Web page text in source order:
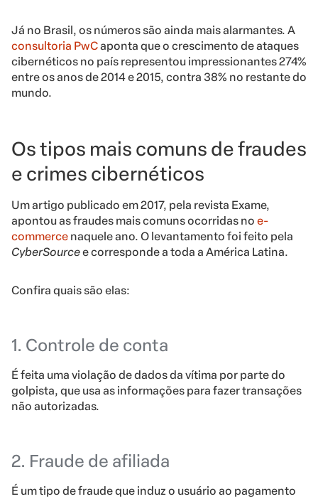
Já no Brasil, os números são ainda mais alarmantes. A
consultoria PwCaponta que o crescimento de ataques
cibernéticos no país representou impressionantes 274%
entre os anos de 2014 e 2015, contra 38% no restante do
mundo.
Os tipos mais comuns de fraudes
e crimes cibernéticos
Um artigo publicado em 2017, pela revista Exame,
apontou as fraudes mais comuns ocorridas no e-
commerce naquele ano. O levantamento foi feito pela
CyberSourcee corresponde a toda a América Latina.
Confira quais são elas:
1. Controle de conta
É feita uma violação de dados da vítima por parte do
golpista, que usa as informações para fazer transações
não autorizadas.
2. Fraude de afiliada
É um tipo de fraude que induz o usuário ao pagamento